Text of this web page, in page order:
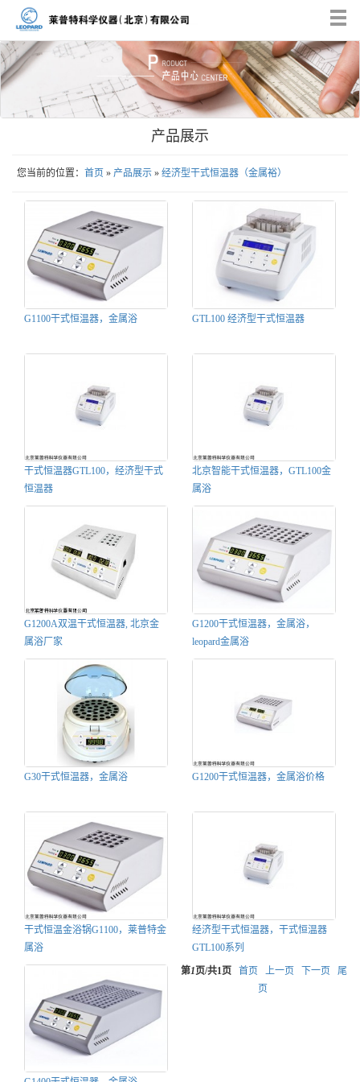
产品展示
您当前的位置： 首页 » 产品展示 » 经济型干式恒温器（金属裕）
G1100干式恒温器，金属浴 GTL100 经济型干式恒温器
干式恒温器GTL100，经济型干式
恒温器
北京智能干式恒温器，GTL100金
属浴
G1200A双温干式恒温器, 北京金
属浴厂家
G1200干式恒温器，金属浴，
leopard金属浴
G30干式恒温器，金属浴 G1200干式恒温器，金属浴价格
干式恒温金浴锅G1100，莱普特金
属浴
经济型干式恒温器，干式恒温器
GTL100系列
第1页/共1 页 首页 上一页 下一页
尾
页